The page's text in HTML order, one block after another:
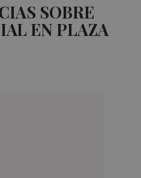
SOBRE
EN PLAZA